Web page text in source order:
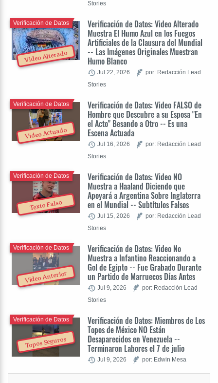
Stories
Video Alterado
Verificación de Datos: Video Alterado
Muestra El Humo Azul en los Fuegos
Artificiales de la Clausura del Mundial
-- Las Imágenes Originales Muestran
Humo Blanco
Verificación de Datos
Jul 22, 2026
por: Redacción Lead
Stories
Video Actuado
Verificación de Datos: Video FALSO de
Hombre que Descubre a su Esposa "En
el Acto" Besando a Otro -- Es una
Escena Actuada
Verificación de Datos
Jul 16, 2026
por: Redacción Lead
Stories
Texto Falso
Verificación de Datos: Video NO
Muestra a Haaland Diciendo que
Apoyará a Argentina Sobre Inglaterra
en el Mundial -- Subtítulos Falsos
Verificación de Datos
Jul 15, 2026
por: Redacción Lead
Stories
Video Anterior
Verificación de Datos: Video No
Muestra a Infantino Reaccionando a
Gol de Egipto -- Fue Grabado Durante
un Partido de Marruecos Días Antes
Verificación de Datos
Jul 9, 2026
por: Redacción Lead
Stories
Topos Seguros
Verificación de Datos: Miembros de Los
Topos de México NO Están
Desaparecidos en Venezuela --
Terminaron Labores el 7 de julio
Verificación de Datos
Jul 9, 2026 por: Edwin Mesa